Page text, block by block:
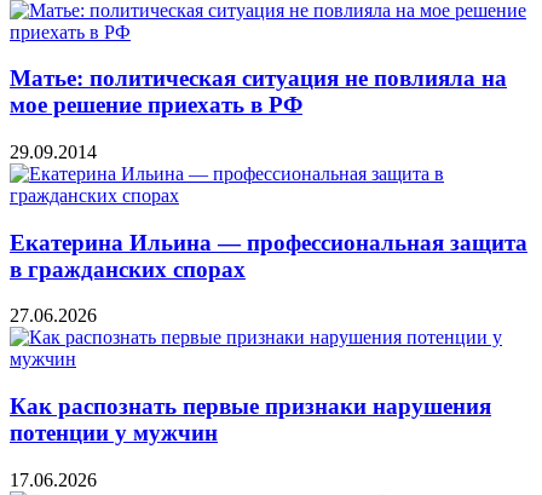
Матье: политическая ситуация не повлияла на
мое решение приехать в РФ
29.09.2014
Екатерина Ильина — профессиональная защита
в гражданских спорах
27.06.2026
Как распознать первые признаки нарушения
потенции у мужчин
17.06.2026